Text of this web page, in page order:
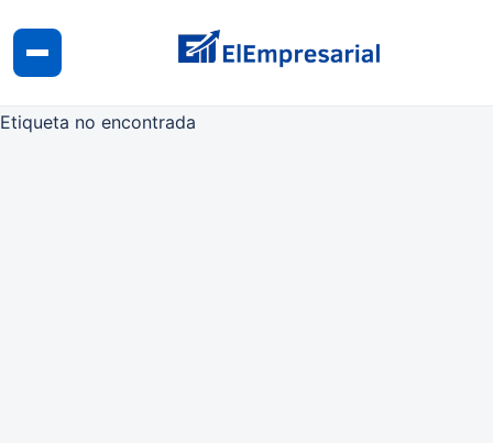
Etiqueta no encontrada